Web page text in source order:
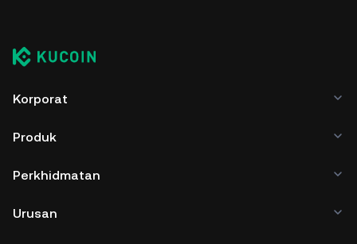
Korporat
Produk
Perkhidmatan
Urusan